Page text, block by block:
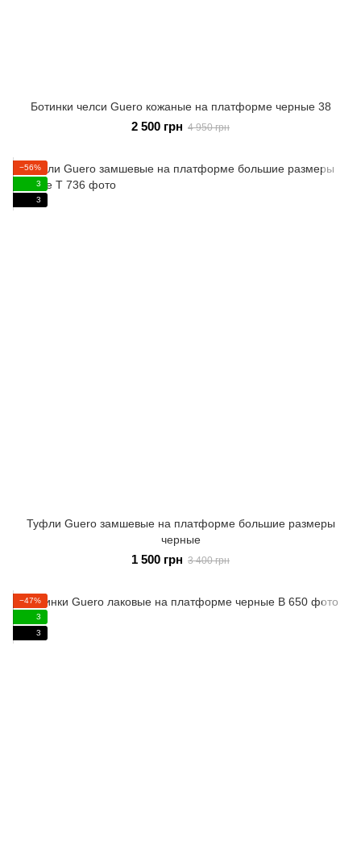
Ботинки челси Guero кожаные на платформе черные 38
2 500 грн 4 950 грн
−56%
3
3
Туфли Guero замшевые на платформе большие размеры
черные
1 500 грн 3 400 грн
−47%
3
3